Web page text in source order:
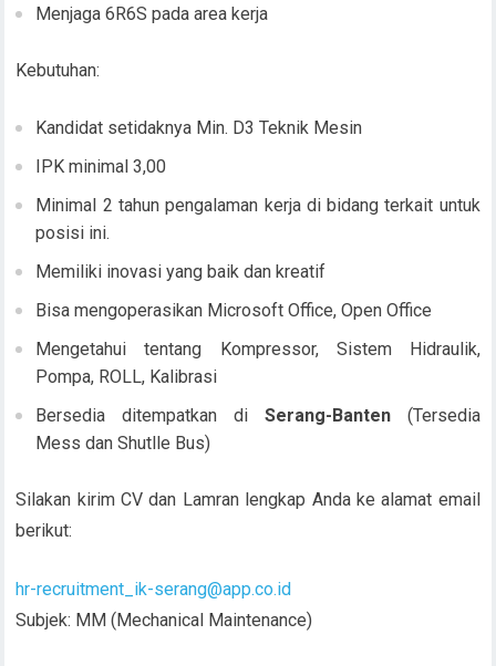
Menjaga 6R6S pada area kerja
Kebutuhan:
Kandidat setidaknya Min. D3 Teknik Mesin
IPK minimal 3,00
Minimal 2 tahun pengalaman kerja di bidang terkait untuk
posisi ini.
Memiliki inovasi yang baik dan kreatif
Bisa mengoperasikan Microsoft Office, Open Office
Mengetahui tentang Kompressor, Sistem Hidraulik,
Pompa, ROLL, Kalibrasi
Bersedia ditempatkan di Serang-Banten(Tersedia
Mess dan Shutlle Bus)
Silakan kirim CV dan Lamran lengkap Anda ke alamat email
berikut:
hr-recruitment_ik-serang@app.co.id
Subjek: MM (Mechanical Maintenance)